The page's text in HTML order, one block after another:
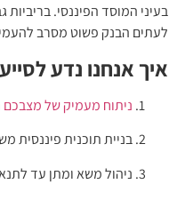
מאוד או בסנקציות ניהוליות,
את המשכנתא.
לכם
והאשראי
עם הבנק
ההוגנים ביותר